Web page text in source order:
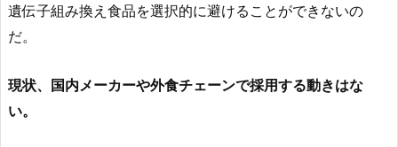
遺伝子組み換え食品を選択的に避けることができないの
だ。
現状、国内メーカーや外食チェーンで採用する動きはな
い。